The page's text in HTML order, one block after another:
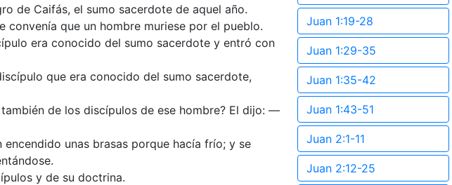
de Caifás, el sumo sacerdote de aquel año.
que un hombre muriese por el pueblo.
era conocido del sumo sacerdote y entró con
que era conocido del sumo sacerdote,
de los discípulos de ese hombre? El dijo: —
unas brasas porque hacía frío; y se
y de su doctrina.
Juan 1:19-28
Juan 1:29-35
Juan 1:35-42
Juan 1:43-51
Juan 2:1-11
Juan 2:12-25